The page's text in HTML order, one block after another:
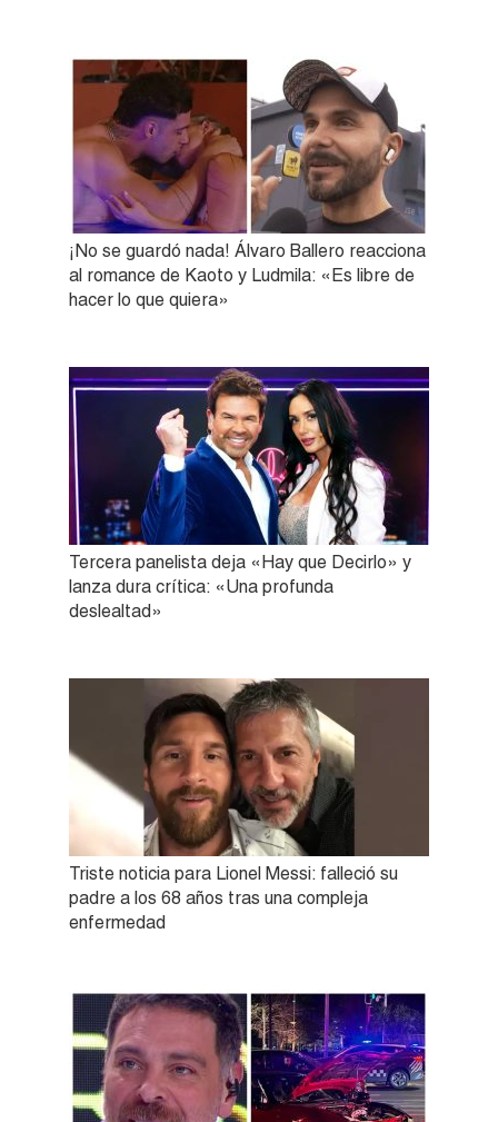
¡No se guardó nada! Álvaro Ballero reacciona
al romance de Kaoto y Ludmila: «Es libre de
hacer lo que quiera»
Tercera panelista deja «Hay que Decirlo» y
lanza dura crítica: «Una profunda
deslealtad»
Triste noticia para Lionel Messi: falleció su
padre a los 68 años tras una compleja
enfermedad